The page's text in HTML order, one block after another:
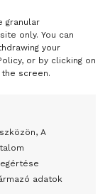
granular
only. You can
your
or by clicking on
screen.
A
adatok
ma már
a
ezért
is az eddigiek